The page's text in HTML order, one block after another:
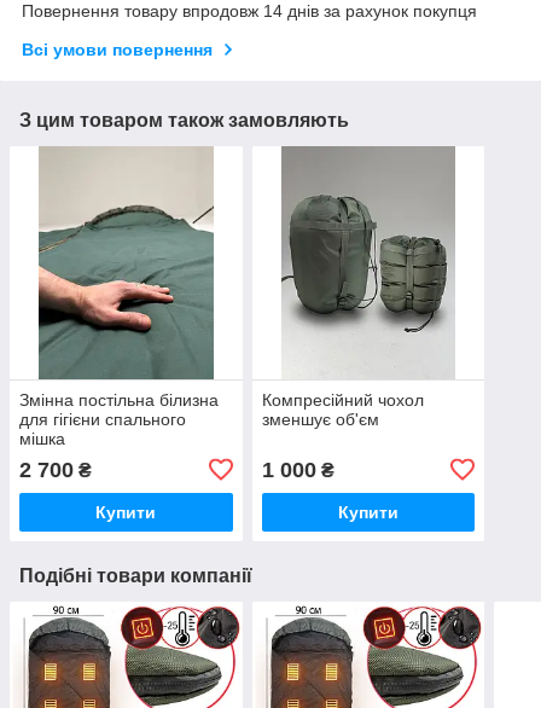
Повернення товару впродовж 14 днів за рахунок покупця
Всі умови повернення
З цим товаром також замовляють
Змінна постільна білизна
для гігієни спального
мішка
2 700 ₴
Купити
Компресійний чохол
зменшує об'єм
1 000₴
Купити
Подібні товари компанії